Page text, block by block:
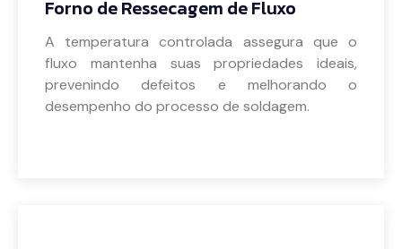
Forno de Ressecagem de Fluxo
A temperatura controlada assegura que o
fluxo mantenha suas propriedades ideais,
prevenindo defeitos e melhorando o
desempenho do processo de soldagem.